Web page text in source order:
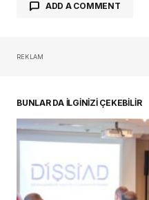
ADD A COMMENT
REKLAM
BUNLAR DA İLGİNİZİ ÇEKEBİLİR